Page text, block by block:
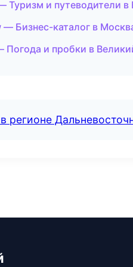
Туризм и путеводители в
Бизнес-каталог в
Погода и пробки в
регионе